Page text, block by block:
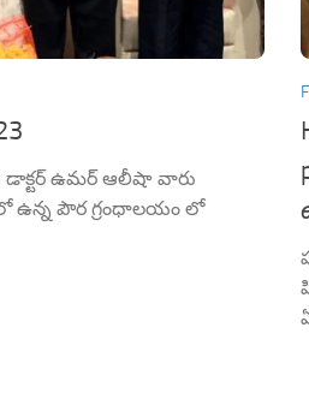
డాక్టర్ ఉమర్ ఆలీషా వారు
లో ఉన్న పౌర గ్రంధాలయం లో